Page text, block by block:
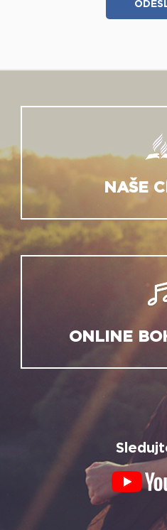
NAŠE
ONLINE